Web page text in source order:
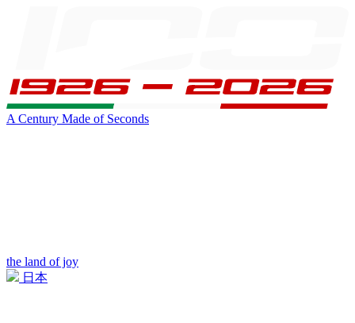
A Century Made of Seconds
the land of joy
日本